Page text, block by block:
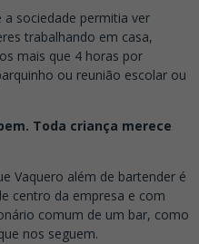
sociedade permitia ver
trabalhando em casa,
mais que 4 horas por
ou reunião escolar ou
Toda criança merece
Vaquero além de bartender é
centro da empresa e com
comum de um bar, como
nos seguem.